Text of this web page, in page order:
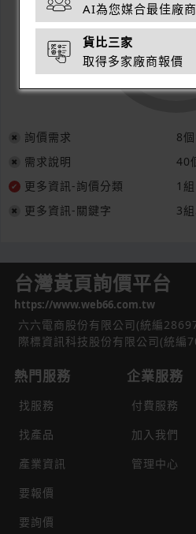
詢價需求 8
需求說明
40
更多資訊-詢價分類
1組
更多資訊-關鍵字
3
AI為您媒合最佳廠商
貨比三家
取得多家廠商報價
台灣黃頁詢價平台
https://www.web66.com.tw
六六電商股份有限公司(統編
際標資訊科技股份有限公司(統編
熱門服務
找服務
找產品
產業資訊
要報價
要詢價
企業服務
付費服務
加入我們
管理中心